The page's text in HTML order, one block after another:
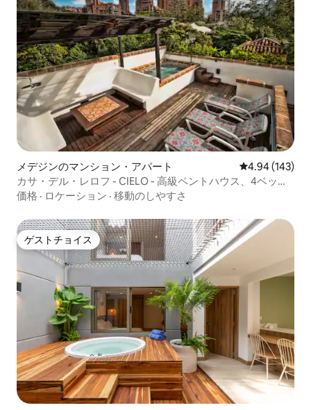
メデジンのマンション・アパート レビュー143
4.94 (143)
カサ・デル・レロフ - CIELO - 高級ペントハウス、4ベッド
ルーム
価格 · ロケーション · 移動のしやすさ
ゲストチョイス
ゲストチョイス